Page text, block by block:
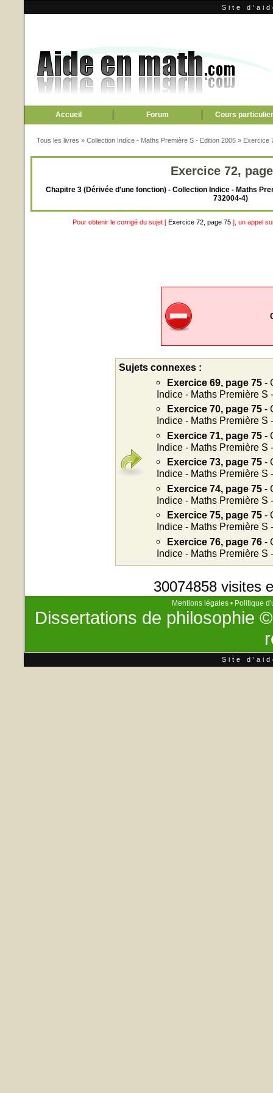
Site
Accueil Forum Cours
Tous les livres » Collection Indice - Maths Première S - Edition 2005 » Exercice
Exercice 72,
Chapitre 3 (Dérivée d'une fonction) - Collection Indice - Maths
732004-4)
Pour obtenir le corrigé du sujet [ Exercice 72, page 75 ], un appel
Sujets connexes :
Exercice 69, page 75 -
Indice - Maths Première
Exercice 70, page 75 -
Indice - Maths Première
Exercice 71, page 75 -
Indice - Maths Première
Exercice 73, page 75 -
Indice - Maths Première
Exercice 74, page 75 -
Indice - Maths Première
Exercice 75, page 75 -
Indice - Maths Première
Exercice 76, page 76 -
Indice - Maths Première
30074858 visites
Mentions légales • Politique
Dissertations de philosophie
Site